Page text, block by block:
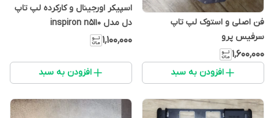
فن اصلی و استوک لپ تاپ
سرفیس پرو
۱٬۶۰۰٬۰۰۰
افزودن به سبد
اسپیکر اورجینال و کارکرده لپ تاپ
دل مدل inspiron n5110
۱٬۱۰۰٬۰۰۰
افزودن به سبد